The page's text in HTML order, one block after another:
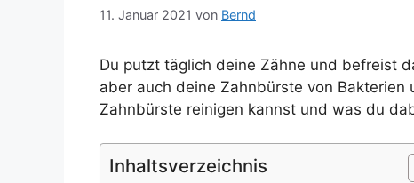
11. Januar 2021 von Bernd
Du putzt täglich deine Zähne und befreist
aber auch deine Zahnbürste von Bakterien
Zahnbürste reinigen kannst und was du
Inhaltsverzeichnis